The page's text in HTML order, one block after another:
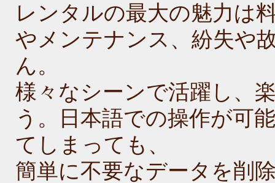
レンタルの最大の魅力は
やメンテナンス、紛失や
ん。
様々なシーンで活躍し、
う。日本語での操作が可
てしまっても、
簡単に不要なデータを削